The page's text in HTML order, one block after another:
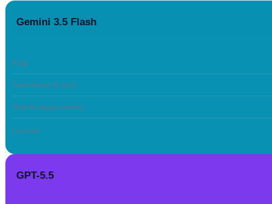
Gemini 3.5 Flash
Rang
Total tokenuri de ieșire
Timp de răspuns (mediu)
Cost total
GPT-5.5